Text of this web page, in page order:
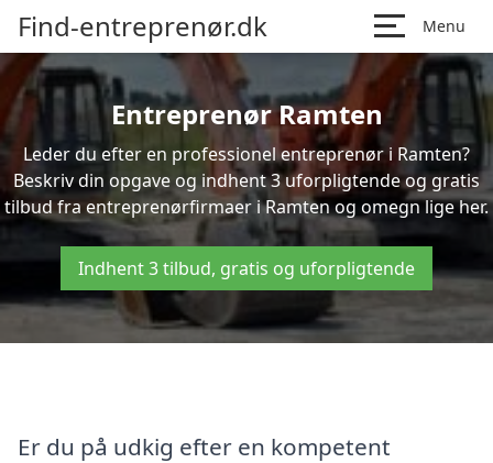
Find-entreprenør.dk Menu
Entreprenør Ramten
Leder du efter en professionel entreprenør i Ramten?
Beskriv din opgave og indhent 3 uforpligtende og gratis
tilbud fra entreprenørfirmaer i Ramten og omegn lige her.
Indhent 3 tilbud, gratis og uforpligtende
Er du på udkig efter en kompetent